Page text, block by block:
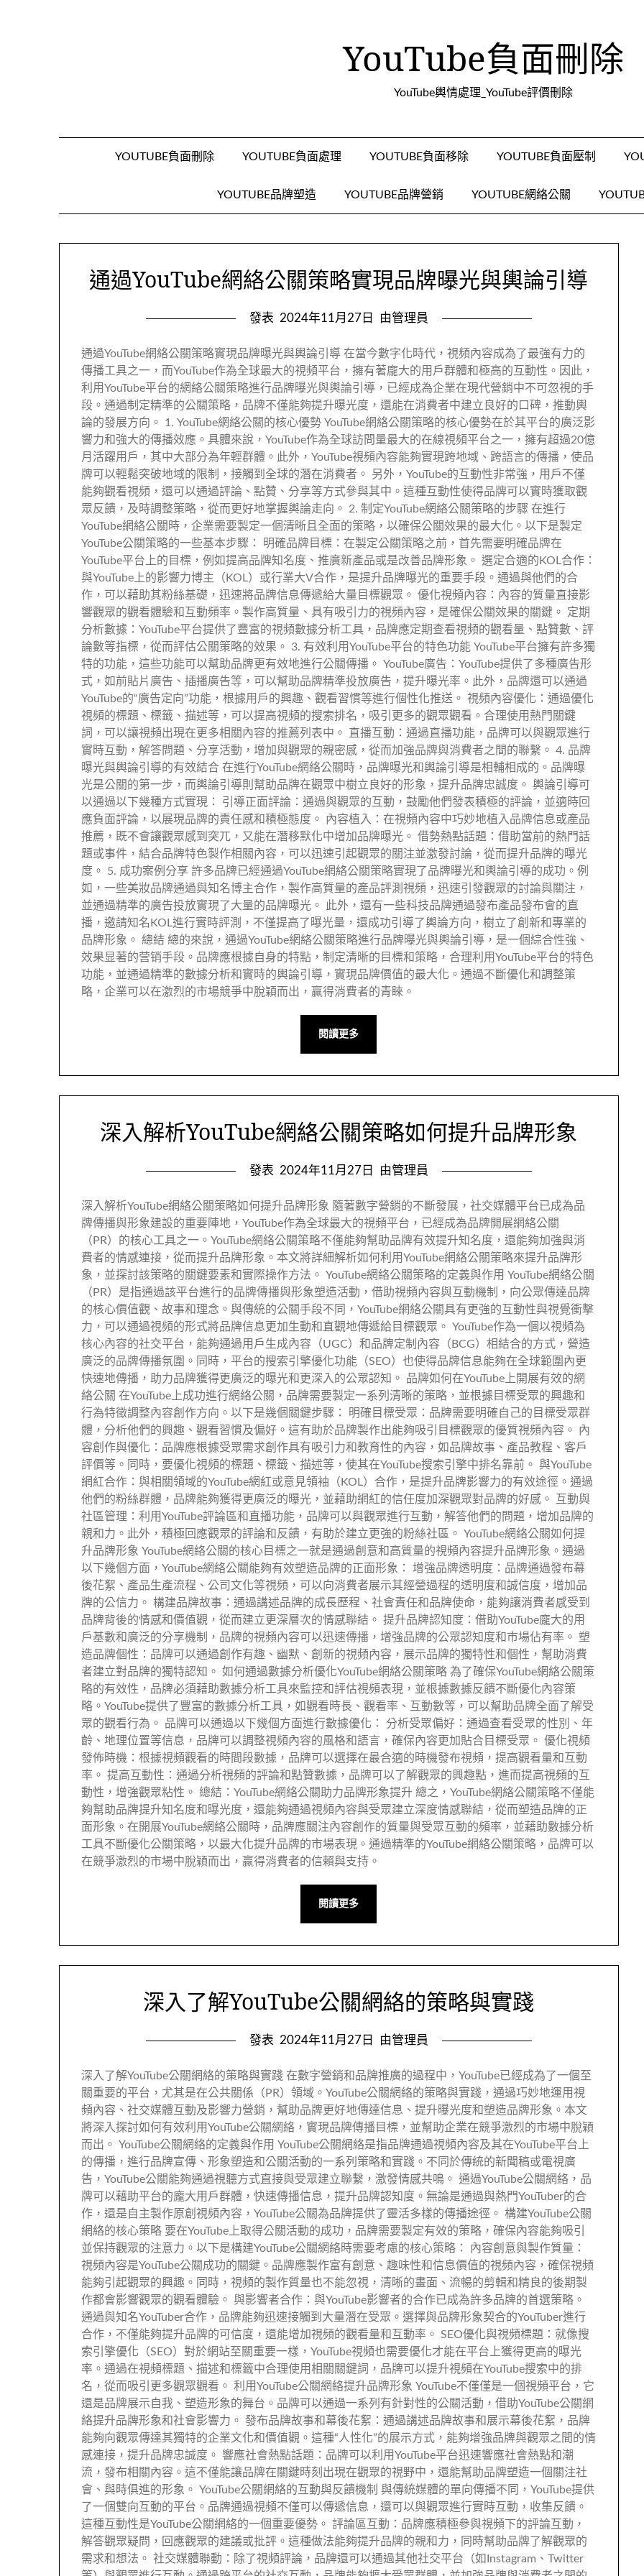
YouTube負面刪除
YouTube輿情處理_YouTube評價刪除
YOUTUBE負面刪除 YOUTUBE負面處理 YOUTUBE負面移除 YOUTUBE負面壓制
YOUTUBE品牌塑造 YOUTUBE品牌營銷 YOUTUBE網絡公關
通過YouTube網絡公關策略實現品牌曝光與輿論引導
發表 2024年11月27日 由管理員
通過YouTube網絡公關策略實現品牌曝光與輿論引導 在當今數字化時代，視頻內容成為了最強有力的
傳播工具之一，而YouTube作為全球最大的視頻平台，擁有著龐大的用戶群體和極高的互動性。因此，
利用YouTube平台的網絡公關策略進行品牌曝光與輿論引導，已經成為企業在現代營銷中不可忽視的手
段。通過制定精準的公關策略，品牌不僅能夠提升曝光度，還能在消費者中建立良好的口碑，推動輿
論的發展方向。 1. YouTube網絡公關的核心優勢 YouTube網絡公關策略的核心優勢在於其平台的廣泛影
響力和強大的傳播效應。具體來說，YouTube作為全球訪問量最大的在線視頻平台之一，擁有超過20億
月活躍用戶，其中大部分為年輕群體。此外，YouTube視頻內容能夠實現跨地域、跨語言的傳播，使品
牌可以輕鬆突破地域的限制，接觸到全球的潛在消費者。 另外，YouTube的互動性非常強，用戶不僅
能夠觀看視頻，還可以通過評論、點贊、分享等方式參與其中。這種互動性使得品牌可以實時獲取觀
眾反饋，及時調整策略，從而更好地掌握輿論走向。 2. 制定YouTube網絡公關策略的步驟 在進行
YouTube網絡公關時，企業需要製定一個清晰且全面的策略，以確保公關效果的最大化。以下是製定
YouTube公關策略的一些基本步驟： 明確品牌目標：在製定公關策略之前，首先需要明確品牌在
YouTube平台上的目標，例如提高品牌知名度、推廣新產品或是改善品牌形象。 選定合適的KOL合作：
與YouTube上的影響力博主（KOL）或行業大V合作，是提升品牌曝光的重要手段。通過與他們的合
作，可以藉助其粉絲基礎，迅速將品牌信息傳遞給大量目標觀眾。 優化視頻內容：內容的質量直接影
響觀眾的觀看體驗和互動頻率。製作高質量、具有吸引力的視頻內容，是確保公關效果的關鍵。 定期
分析數據：YouTube平台提供了豐富的視頻數據分析工具，品牌應定期查看視頻的觀看量、點贊數、評
論數等指標，從而評估公關策略的效果。 3. 有效利用YouTube平台的特色功能 YouTube平台擁有許多獨
特的功能，這些功能可以幫助品牌更有效地進行公關傳播。 YouTube廣告：YouTube提供了多種廣告形
式，如前貼片廣告、插播廣告等，可以幫助品牌精準投放廣告，提升曝光率。此外，品牌還可以通過
YouTube的“廣告定向”功能，根據用戶的興趣、觀看習慣等進行個性化推送。 視頻內容優化：通過優化
視頻的標題、標籤、描述等，可以提高視頻的搜索排名，吸引更多的觀眾觀看。合理使用熱門關鍵
詞，可以讓視頻出現在更多相關內容的推薦列表中。 直播互動：通過直播功能，品牌可以與觀眾進行
實時互動，解答問題、分享活動，增加與觀眾的親密感，從而加強品牌與消費者之間的聯繫。 4. 品牌
曝光與輿論引導的有效結合 在進行YouTube網絡公關時，品牌曝光和輿論引導是相輔相成的。品牌曝
光是公關的第一步，而輿論引導則幫助品牌在觀眾中樹立良好的形象，提升品牌忠誠度。 輿論引導可
以通過以下幾種方式實現： 引導正面評論：通過與觀眾的互動，鼓勵他們發表積極的評論，並適時回
應負面評論，以展現品牌的責任感和積極態度。 內容植入：在視頻內容中巧妙地植入品牌信息或產品
推薦，既不會讓觀眾感到突兀，又能在潛移默化中增加品牌曝光。 借勢熱點話題：借助當前的熱門話
題或事件，結合品牌特色製作相關內容，可以迅速引起觀眾的關注並激發討論，從而提升品牌的曝光
度。 5. 成功案例分享 許多品牌已經通過YouTube網絡公關策略實現了品牌曝光和輿論引導的成功。例
如，一些美妝品牌通過與知名博主合作，製作高質量的產品評測視頻，迅速引發觀眾的討論與關注，
並通過精準的廣告投放實現了大量的品牌曝光。 此外，還有一些科技品牌通過發布產品發布會的直
播，邀請知名KOL進行實時評測，不僅提高了曝光量，還成功引導了輿論方向，樹立了創新和專業的
品牌形象。 總結 總的來說，通過YouTube網絡公關策略進行品牌曝光與輿論引導，是一個綜合性強、
效果显著的营销手段。品牌應根據自身的特點，制定清晰的目標和策略，合理利用YouTube平台的特色
功能，並通過精準的數據分析和實時的輿論引導，實現品牌價值的最大化。通過不斷優化和調整策
略，企業可以在激烈的市場競爭中脫穎而出，贏得消費者的青睞。
閱讀更多
深入解析YouTube網絡公關策略如何提升品牌形象
發表 2024年11月27日 由管理員
深入解析YouTube網絡公關策略如何提升品牌形象 隨著數字營銷的不斷發展，社交媒體平台已成為品
牌傳播與形象建設的重要陣地，YouTube作為全球最大的視頻平台，已經成為品牌開展網絡公關
（PR）的核心工具之一。YouTube網絡公關策略不僅能夠幫助品牌有效提升知名度，還能夠加強與消
費者的情感連接，從而提升品牌形象。本文將詳細解析如何利用YouTube網絡公關策略來提升品牌形
象，並探討該策略的關鍵要素和實際操作方法。 YouTube網絡公關策略的定義與作用 YouTube網絡公關
（PR）是指通過該平台進行的品牌傳播與形象塑造活動，借助視頻內容與互動機制，向公眾傳達品牌
的核心價值觀、故事和理念。與傳統的公關手段不同，YouTube網絡公關具有更強的互動性與視覺衝擊
力，可以通過視頻的形式將品牌信息更加生動和直觀地傳遞給目標觀眾。 YouTube作為一個以視頻為
核心內容的社交平台，能夠通過用戶生成內容（UGC）和品牌定制內容（BCG）相結合的方式，營造
廣泛的品牌傳播氛圍。同時，平台的搜索引擎優化功能（SEO）也使得品牌信息能夠在全球範圍內更
快速地傳播，助力品牌獲得更廣泛的曝光和更深入的公眾認知。 品牌如何在YouTube上開展有效的網
絡公關 在YouTube上成功進行網絡公關，品牌需要製定一系列清晰的策略，並根據目標受眾的興趣和
行為特徵調整內容創作方向。以下是幾個關鍵步驟： 明確目標受眾：品牌需要明確自己的目標受眾群
體，分析他們的興趣、觀看習慣及偏好。這有助於品牌製作出能夠吸引目標觀眾的優質視頻內容。 內
容創作與優化：品牌應根據受眾需求創作具有吸引力和教育性的內容，如品牌故事、產品教程、客戶
評價等。同時，要優化視頻的標題、標籤、描述等，使其在YouTube搜索引擎中排名靠前。 與YouTube
網紅合作：與相關領域的YouTube網紅或意見領袖（KOL）合作，是提升品牌影響力的有效途徑。通過
他們的粉絲群體，品牌能夠獲得更廣泛的曝光，並藉助網紅的信任度加深觀眾對品牌的好感。 互動與
社區管理：利用YouTube評論區和直播功能，品牌可以與觀眾進行互動，解答他們的問題，增加品牌的
親和力。此外，積極回應觀眾的評論和反饋，有助於建立更強的粉絲社區。 YouTube網絡公關如何提
升品牌形象 YouTube網絡公關的核心目標之一就是通過創意和高質量的視頻內容提升品牌形象。通過
以下幾個方面，YouTube網絡公關能夠有效塑造品牌的正面形象： 增強品牌透明度：品牌通過發布幕
後花絮、產品生產流程、公司文化等視頻，可以向消費者展示其經營過程的透明度和誠信度，增加品
牌的公信力。 構建品牌故事：通過講述品牌的成長歷程、社會責任和品牌使命，能夠讓消費者感受到
品牌背後的情感和價值觀，從而建立更深層次的情感聯結。 提升品牌認知度：借助YouTube龐大的用
戶基數和廣泛的分享機制，品牌的視頻內容可以迅速傳播，增強品牌的公眾認知度和市場佔有率。 塑
造品牌個性：品牌可以通過創作有趣、幽默、創新的視頻內容，展示品牌的獨特性和個性，幫助消費
者建立對品牌的獨特認知。 如何通過數據分析優化YouTube網絡公關策略 為了確保YouTube網絡公關策
略的有效性，品牌必須藉助數據分析工具來監控和評估視頻表現，並根據數據反饋不斷優化內容策
略。YouTube提供了豐富的數據分析工具，如觀看時長、觀看率、互動數等，可以幫助品牌全面了解受
眾的觀看行為。 品牌可以通過以下幾個方面進行數據優化： 分析受眾偏好：通過查看受眾的性別、年
齡、地理位置等信息，品牌可以調整視頻內容的風格和語言，確保內容更加貼合目標受眾。 優化視頻
發佈時機：根據視頻觀看的時間段數據，品牌可以選擇在最合適的時機發布視頻，提高觀看量和互動
率。 提高互動性：通過分析視頻的評論和點贊數據，品牌可以了解觀眾的興趣點，進而提高視頻的互
動性，增強觀眾粘性。 總結：YouTube網絡公關助力品牌形象提升 總之，YouTube網絡公關策略不僅能
夠幫助品牌提升知名度和曝光度，還能夠通過視頻內容與受眾建立深度情感聯結，從而塑造品牌的正
面形象。在開展YouTube網絡公關時，品牌應關注內容創作的質量與受眾互動的頻率，並藉助數據分析
工具不斷優化公關策略，以最大化提升品牌的市場表現。通過精準的YouTube網絡公關策略，品牌可以
在競爭激烈的市場中脫穎而出，贏得消費者的信賴與支持。
閱讀更多
深入了解YouTube公關網絡的策略與實踐
發表 2024年11月27日 由管理員
深入了解YouTube公關網絡的策略與實踐 在數字營銷和品牌推廣的過程中，YouTube已經成為了一個至
關重要的平台，尤其是在公共關係（PR）領域。YouTube公關網絡的策略與實踐，通過巧妙地運用視
頻內容、社交媒體互動及影響力營銷，幫助品牌更好地傳達信息、提升曝光度和塑造品牌形象。本文
將深入探討如何有效利用YouTube公關網絡，實現品牌傳播目標，並幫助企業在競爭激烈的市場中脫穎
而出。 YouTube公關網絡的定義與作用 YouTube公關網絡是指品牌通過視頻內容及其在YouTube平台上
的傳播，進行品牌宣傳、形象塑造和公關活動的一系列策略和實踐。不同於傳統的新聞稿或電視廣
告，YouTube公關能夠通過視聽方式直接與受眾建立聯繫，激發情感共鳴。 通過YouTube公關網絡，品
牌可以藉助平台的龐大用戶群體，快速傳播信息，提升品牌認知度。無論是通過與熱門YouTuber的合
作，還是自主製作原創視頻內容，YouTube公關為品牌提供了靈活多樣的傳播途徑。 構建YouTube公關
網絡的核心策略 要在YouTube上取得公關活動的成功，品牌需要製定有效的策略，確保內容能夠吸引
並保持觀眾的注意力。以下是構建YouTube公關網絡時需要考慮的核心策略： 內容創意與製作質量：
視頻內容是YouTube公關成功的關鍵。品牌應製作富有創意、趣味性和信息價值的視頻內容，確保視頻
能夠引起觀眾的興趣。同時，視頻的製作質量也不能忽視，清晰的畫面、流暢的剪輯和精良的後期製
作都會影響觀眾的觀看體驗。 與影響者合作：與YouTube影響者的合作已成為許多品牌的首選策略。
通過與知名YouTuber合作，品牌能夠迅速接觸到大量潛在受眾。選擇與品牌形象契合的YouTuber進行
合作，不僅能夠提升品牌的可信度，還能增加視頻的觀看量和互動率。 SEO優化與視頻標題：就像搜
索引擎優化（SEO）對於網站至關重要一樣，YouTube視頻也需要優化才能在平台上獲得更高的曝光
率。通過在視頻標題、描述和標籤中合理使用相關關鍵詞，品牌可以提升視頻在YouTube搜索中的排
名，從而吸引更多觀眾觀看。 利用YouTube公關網絡提升品牌形象 YouTube不僅僅是一個視頻平台，它
還是品牌展示自我、塑造形象的舞台。品牌可以通過一系列有針對性的公關活動，借助YouTube公關網
絡提升品牌形象和社會影響力。 發布品牌故事和幕後花絮：通過講述品牌故事和展示幕後花絮，品牌
能夠向觀眾傳達其獨特的企業文化和價值觀。這種“人性化”的展示方式，能夠增強品牌與觀眾之間的情
感連接，提升品牌忠誠度。 響應社會熱點話題：品牌可以利用YouTube平台迅速響應社會熱點和潮
流，發布相關內容。這不僅能讓品牌在關鍵時刻出現在觀眾的視野中，還能幫助品牌塑造一個關注社
會、與時俱進的形象。 YouTube公關網絡的互動與反饋機制 與傳統媒體的單向傳播不同，YouTube提供
了一個雙向互動的平台。品牌通過視頻不僅可以傳遞信息，還可以與觀眾進行實時互動，收集反饋。
這種互動性是YouTube公關網絡的一個重要優勢。 評論區互動：品牌應積極參與視頻下的評論互動，
解答觀眾疑問，回應觀眾的建議或批評。這種做法能夠提升品牌的親和力，同時幫助品牌了解觀眾的
需求和想法。 社交媒體聯動：除了視頻評論，品牌還可以通過其他社交平台（如Instagram、Twitter